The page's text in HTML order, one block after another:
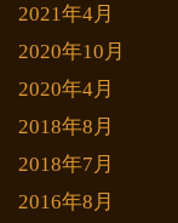
2021年4月
2020年10月
2020年4月
2018年8月
2018年7月
2016年8月